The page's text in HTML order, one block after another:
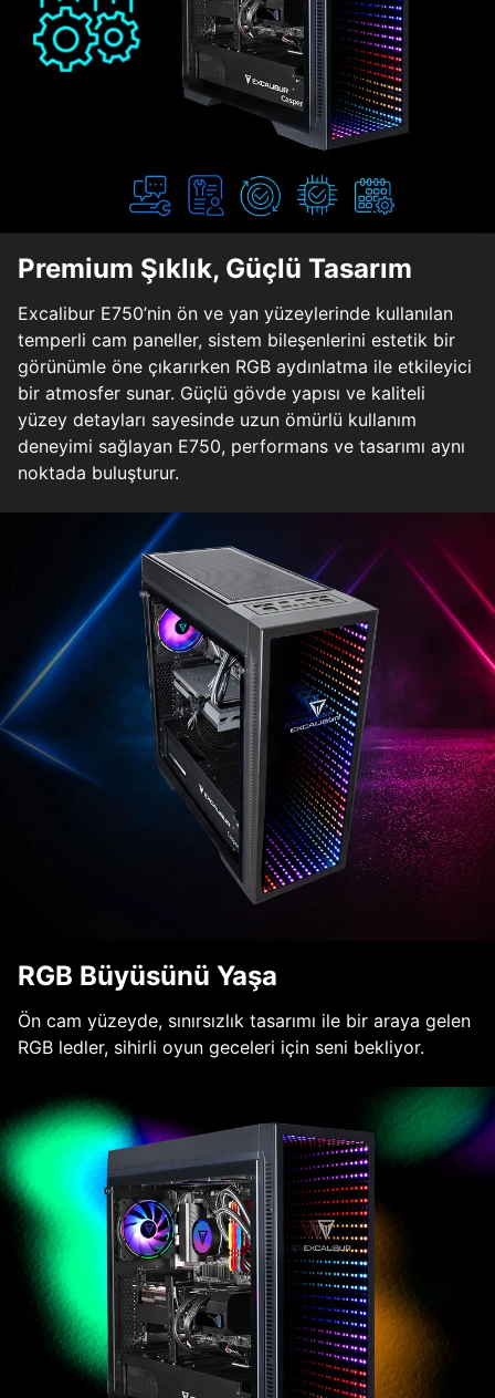
Premium Şıklık, Güçlü Tasarım
Excalibur E750’nin ön ve yan yüzeylerinde kullanılan
temperli cam paneller, sistem bileşenlerini estetik bir
görünümle öne çıkarırken RGB aydınlatma ile etkileyici
bir atmosfer sunar. Güçlü gövde yapısı ve kaliteli
yüzey detayları sayesinde uzun ömürlü kullanım
deneyimi sağlayan E750, performans ve tasarımı aynı
noktada buluşturur.
RGB Büyüsünü Yaşa
Ön cam yüzeyde, sınırsızlık tasarımı ile bir araya gelen
RGB ledler, sihirli oyun geceleri için seni bekliyor.